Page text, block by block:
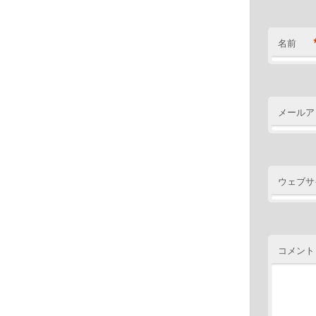
名前
メール
ウェブサ
コメント